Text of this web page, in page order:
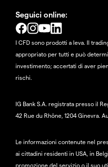
Seguici online:
I CFD sono prodotti a leva. Il
appropriato per tutti e può
investimento; accertati di aver
rischi.
IG Bank S.A. registrata presso il
42 Rue du Rhône, 1204 Ginevra.
Le informazioni contenute nel
ai cittadini residenti in USA, in
promozione del servizio o il suo